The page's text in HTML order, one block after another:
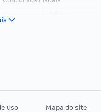
Residência Multiprofissional
uso Mapa do site